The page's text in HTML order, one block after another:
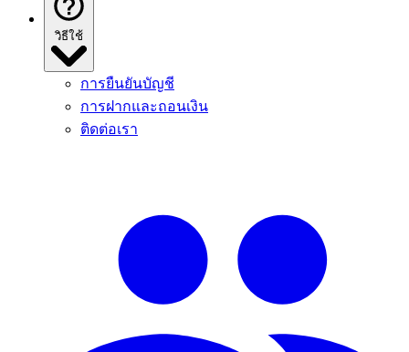
วิธีใช้
การยืนยันบัญชี
การฝากและถอนเงิน
ติดต่อเรา